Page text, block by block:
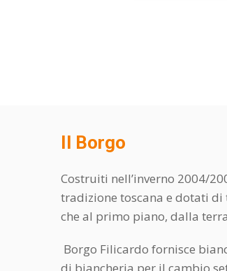
Il Borgo
Costruiti nell’inverno 2004/
tradizione toscana e dotati
che al primo piano, dalla
Borgo Filicardo fornisce